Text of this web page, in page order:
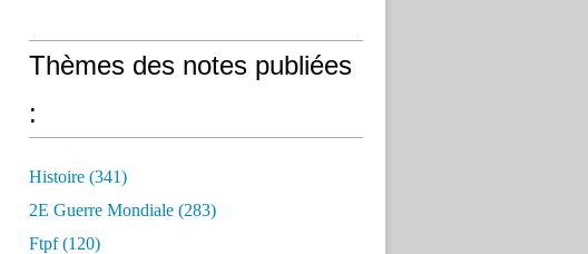
Thèmes des notes publiées
:
Histoire (341)
2E Guerre Mondiale (283)
Ftpf (120)